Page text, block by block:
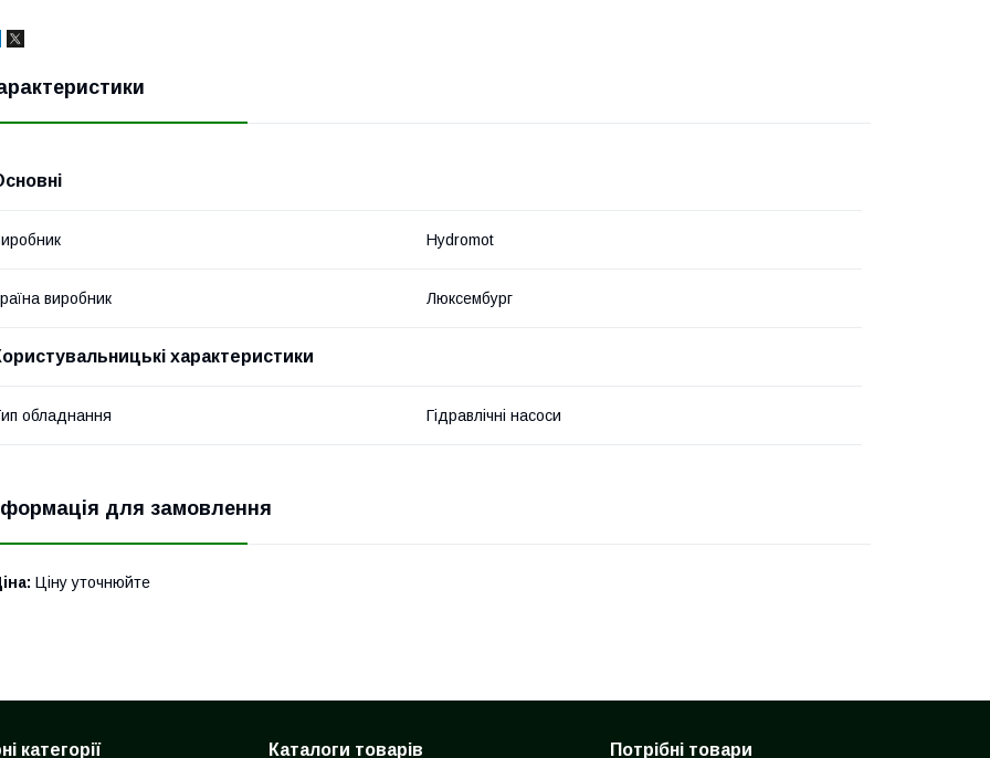
Hydromot
виробник Люксембург
характеристики
обладнання Гідравлічні насоси
для замовлення
Ціну уточнюйте
категорії Каталоги товарів Потрібні товари